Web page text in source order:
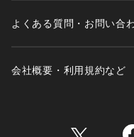
よくある質問・お問い合
会社概要・利用規約など